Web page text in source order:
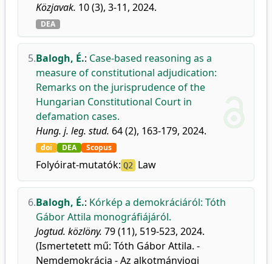
Közjavak. 10 (3), 3-11, 2024.
DEA
5.Balogh, É.: Case-based reasoning as a
measure of constitutional adjudication:
Remarks on the jurisprudence of the
Hungarian Constitutional Court in
defamation cases.
Hung. j. leg. stud. 64 (2), 163-179, 2024.
doi DEA Scopus
Folyóirat-mutatók: Q2 Law
6.Balogh, É.: Kórkép a demokráciáról: Tóth
Gábor Attila monográfiájáról.
Jogtud. közlöny. 79 (11), 519-523, 2024.
(Ismertetett mű: Tóth Gábor Attila. -
Nemdemokrácia - Az alkotmányjogi